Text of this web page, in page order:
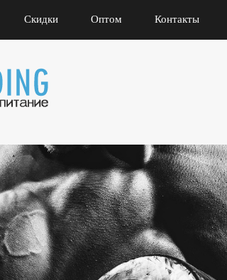
Скидки Оптом Контакты